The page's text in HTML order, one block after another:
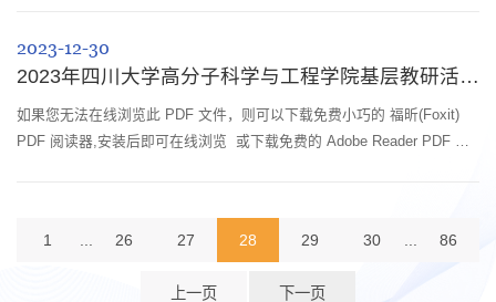
2023-12-30
2023年四川大学高分子科学与工程学院基层教研活动简报-27
如果您无法在线浏览此 PDF 文件，则可以下载免费小巧的 福昕(Foxit)
PDF 阅读器,安装后即可在线浏览 或下载免费的 Adobe Reader PDF 阅
1 ... 26 27 28 29 30 ... 86
上一页 下一页